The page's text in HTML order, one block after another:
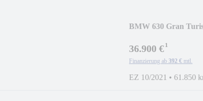
BMW 630 Gran
36.900 €¹
Finanzierung ab 392 € mtl.
EZ 10/2021 • 61.850